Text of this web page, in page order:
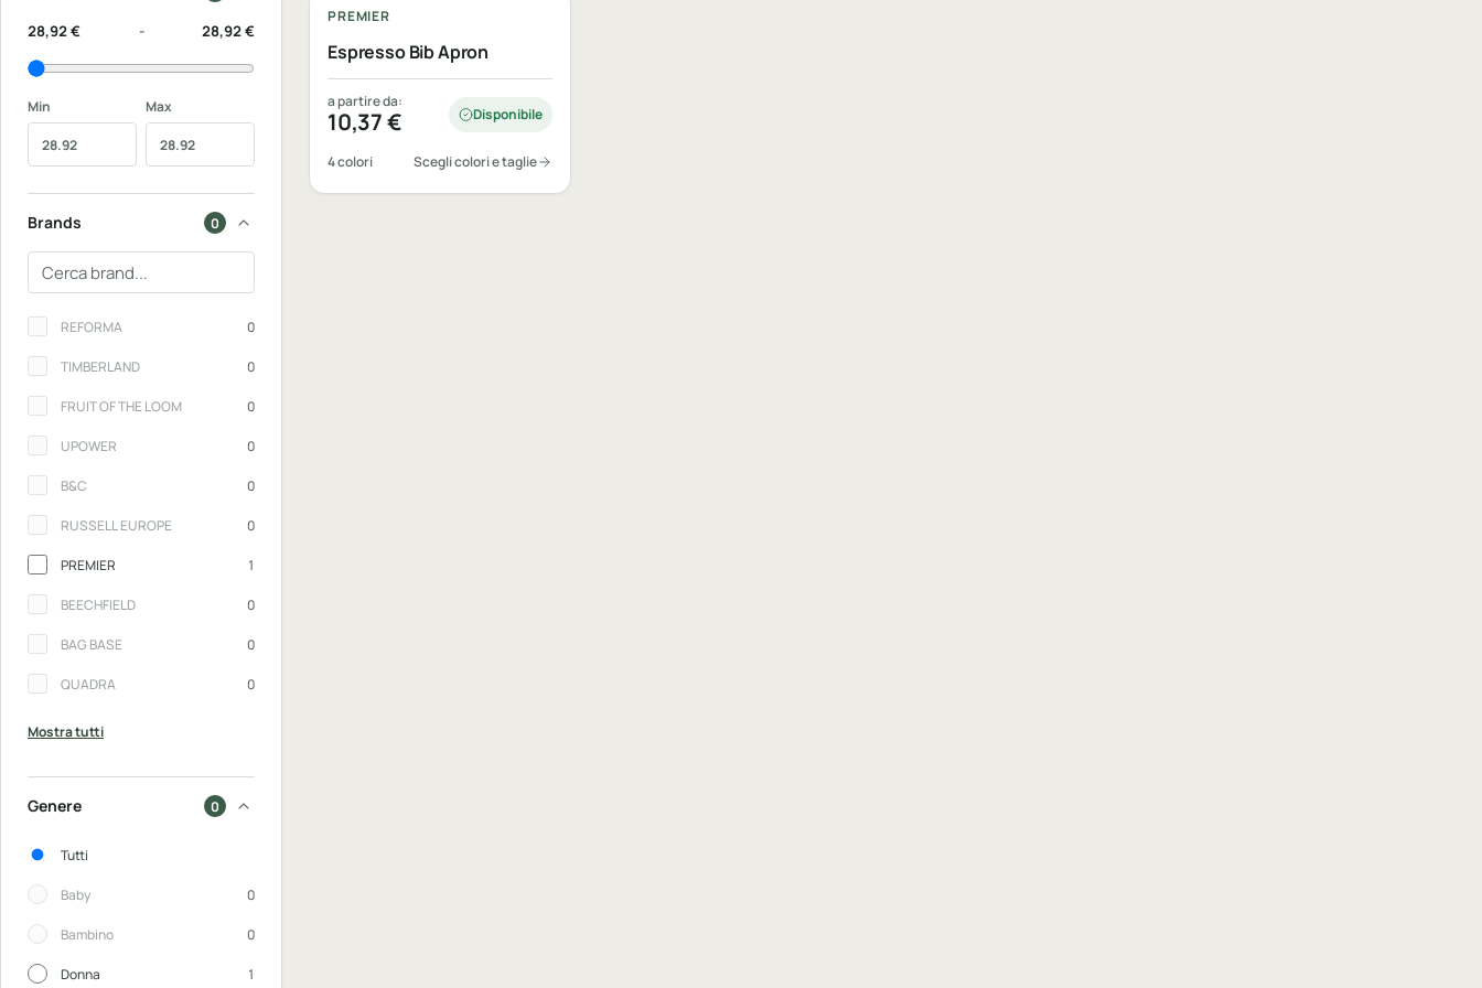
28,92 € - 28,92 €
Min Max
Brands 0
Cerca un brand
BrandsREFORMA 0
TIMBERLAND 0
FRUIT OF THE LOOM 0
UPOWER 0
B&C 0
RUSSELL EUROPE 0
PREMIER 1
BEECHFIELD 0
BAG BASE 0
QUADRA 0
Mostra tutti
Genere 0
Genere
Tutti
Baby 0
Bambino 0
Donna 1
PREMIER
Espresso Bib Apron
a partire da:
10,37€ Disponibile
4 colori Scegli colori e taglie